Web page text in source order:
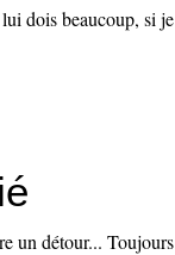
dois beaucoup, si je
un détour... Toujours